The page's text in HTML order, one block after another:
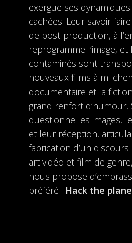
exergue ses
cachées. Leur savoir-
de post-production, à
reprogramme l’image,
contaminés sont
nouveaux films à mi-
documentaire et la
grand renfort d’humour,
questionne les images,
et leur réception,
fabrication d’un
art vidéo et film de
nous propose
préféré : Hack the